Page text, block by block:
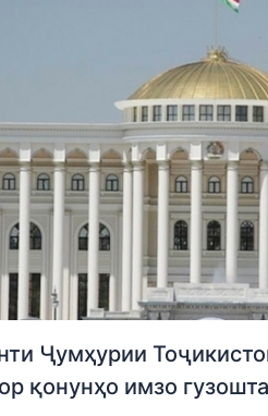
Ҷумҳурии
қонунҳо имзо